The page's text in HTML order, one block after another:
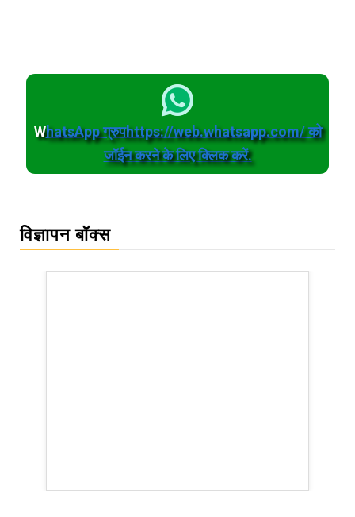
WhatsApp ग्रुपhttps://web.whatsapp.com/ को
जॉईन करने के लिए क्लिक करें.
विज्ञापन बॉक्स